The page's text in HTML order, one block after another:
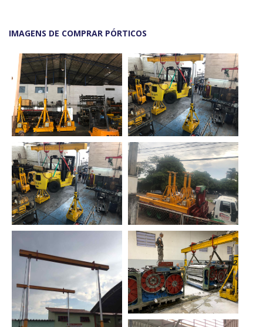
IMAGENS DE COMPRAR PÓRTICOS